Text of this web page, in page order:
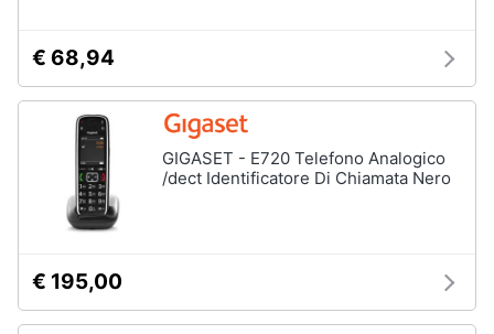
€ 68,94
GIGASET - E720 Telefono Analogico
/dect Identificatore Di Chiamata Nero
€ 195,00